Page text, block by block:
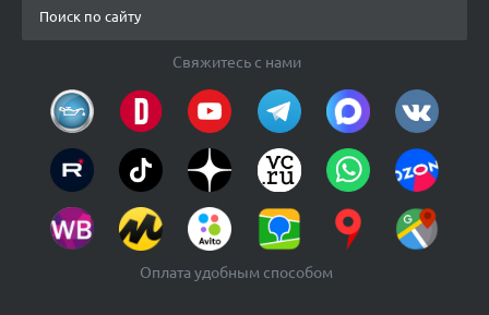
Свяжитесь с нами
Оплата удобным способом